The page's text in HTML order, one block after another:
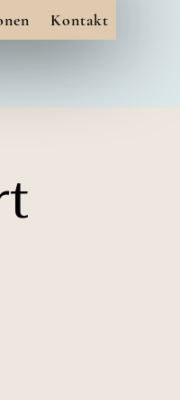
Kontakt